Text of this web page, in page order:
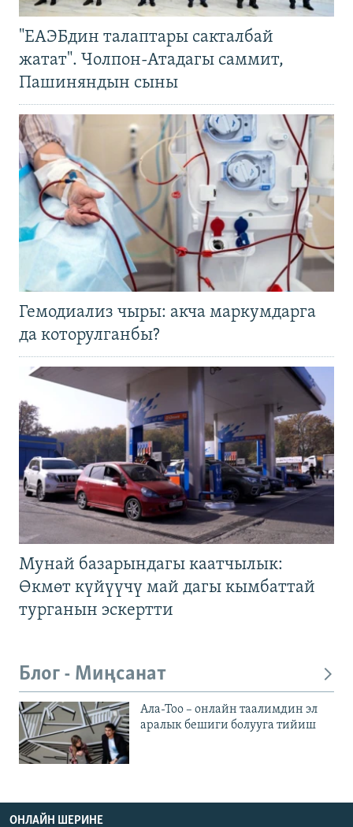
"ЕАЭБдин талаптары сакталбай
жатат". Чолпон-Атадагы саммит,
Пашиняндын сыны
Гемодиализ чыры: акча маркумдарга
да которулганбы?
Мунай базарындагы каатчылык:
Өкмөт күйүүчү май дагы кымбаттай
турганын эскертти
Блог - Миңсанат
Ала-Тоо – онлайн таалимдин эл
аралык бешиги болууга тийиш
ОНЛАЙН ШЕРИНЕ